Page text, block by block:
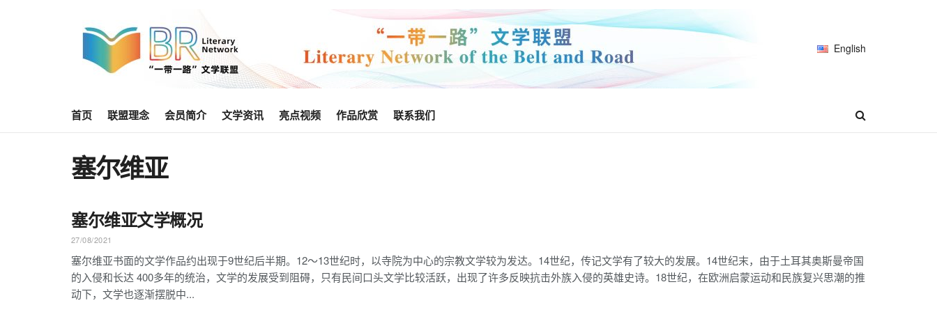
English
首页 联盟理念 会员简介 文学资讯 亮点视频 作品欣赏 联系我们
塞尔维亚
塞尔维亚文学概况
27/08/2021
塞尔维亚书面的文学作品约出现于9世纪后半期。12～13世纪时，以寺院为中心的宗教文学较为发达。14世纪，传记文学有了较大的发展。14世纪末，由于土耳其奥斯曼帝国
的入侵和长达 400多年的统治，文学的发展受到阻碍，只有民间口头文学比较活跃，出现了许多反映抗击外族入侵的英雄史诗。18世纪，在欧洲启蒙运动和民族复兴思潮的推
动下，文学也逐渐摆脱中...